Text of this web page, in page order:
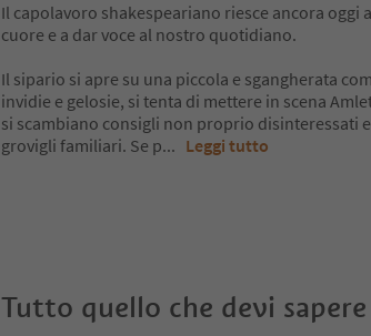
Il capolavoro shakespeariano riesce ancora oggi
cuore e a dar voce al nostro quotidiano.
Il sipario si apre su una piccola e sgangherata
invidie e gelosie, si tenta di mettere in scena
si scambiano consigli non proprio disinteressati
grovigli familiari. Se p... Leggi tutto
Tutto quello che devi sapere